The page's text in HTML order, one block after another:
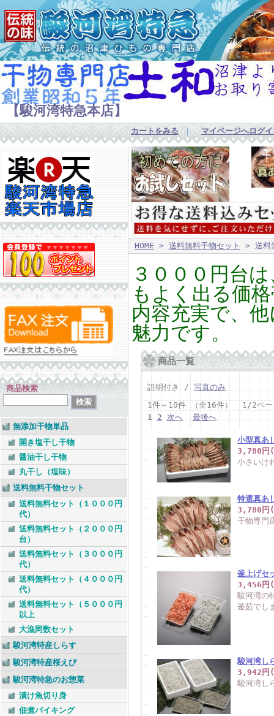
【駿河湾特急本店】
カートをみる ｜ マイページへログ
商品検索
無添加干物単品
開き塩干し干物
醤油干し干物
丸干し（塩味）
送料無料干物セット
送料無料セット（１０００円
代）
送料無料セット（２０００円
台）
送料無料セット（３０００円
代）
送料無料セット（４０００円
代）
送料無料セット（５０００円
以上
大漁同数セット
駿河湾特産しらす
駿河湾特産桜えび
駿河湾特急のお惣菜
漬け魚切り身
佃煮バイキング
HOME > 送料無料干物セット > 送料
３０００円台
もよく出る価
内容充実で、
魅力です。
商品一覧
説明付き / 写真のみ
1件～10件 （全16件） 1/2ペー
1 2 次へ 最後へ
小型真あ
3,780円
小さいけ
特選真あ
3,780円
干物専門
釜上げセ
3,456円
駿河湾の
釜茹でし
駿河湾し
3,942円
駿河湾し